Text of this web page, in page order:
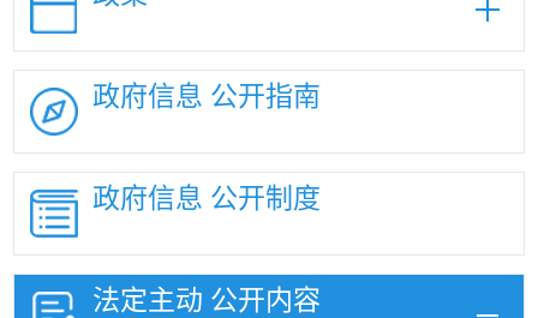
政府信息 公开指南
政府信息 公开制度
法定主动 公开内容